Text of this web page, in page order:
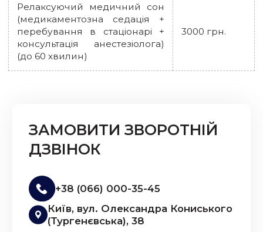
Релаксуючий медичний сон
(медикаментозна седація +
перебування в стаціонарі +
консультація анестезіолога)
(до 60 хвилин)
3000 грн.
ЗАМОВИТИ ЗВОРОТНІЙ
ДЗВІНОК
+38 (066) 000-35-45
Київ, вул. Олександра Кониського
(Тургенєвська), 38